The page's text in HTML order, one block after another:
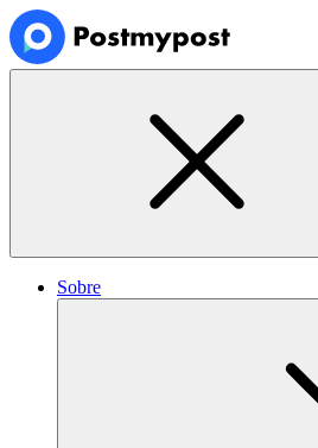
Sobre